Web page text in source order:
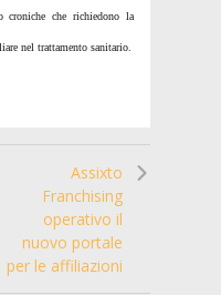
che richiedono la
nel trattamento sanitario.
Assixto
Franchising
operativo il
nuovo portale
per le affiliazioni